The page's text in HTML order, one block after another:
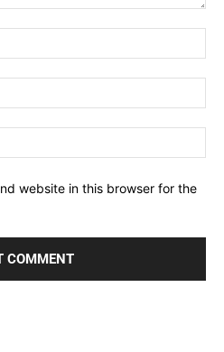
website in this browser for the